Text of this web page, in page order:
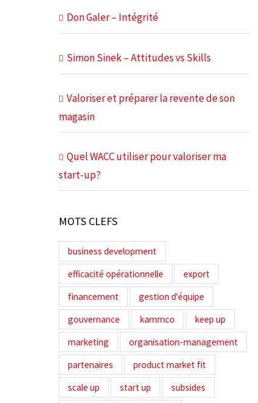
Don Galer – Intégrité
Simon Sinek – Attitudes vs Skills
Valoriser et préparer la revente de son
magasin
Quel WACC utiliser pour valoriser ma
start-up?
MOTS CLEFS
business development
efficacité opérationnelle
export
financement
gestion d'équipe
gouvernance
kammco
keep up
marketing
organisation-management
partenaires
product market fit
scale up
start up
subsides